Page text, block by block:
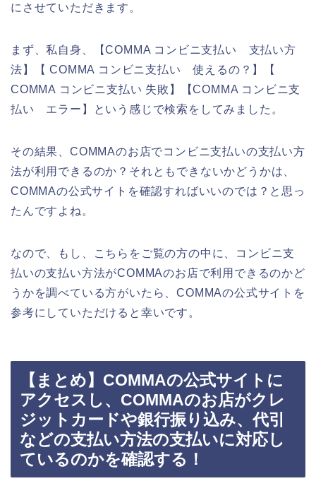
にさせていただきます。
まず、私自身、【COMMA コンビニ支払い 支払い方
法】【 COMMA コンビニ支払い 使えるの？】【
COMMA コンビニ支払い 失敗】【COMMA コンビニ支
払い エラー】という感じで検索をしてみました。
その結果、COMMAのお店でコンビニ支払いの支払い方
法が利用できるのか？それともできないかどうかは、
COMMAの公式サイトを確認すればいいのでは？と思っ
たんですよね。
なので、もし、こちらをご覧の方の中に、コンビニ支
払いの支払い方法がCOMMAのお店で利用できるのかど
うかを調べている方がいたら、COMMAの公式サイトを
参考にしていただけると幸いです。
【まとめ】COMMAの公式サイトに
アクセスし、COMMAのお店がクレ
ジットカードや銀行振り込み、代引
などの支払い方法の支払いに対応し
ているのかを確認する！